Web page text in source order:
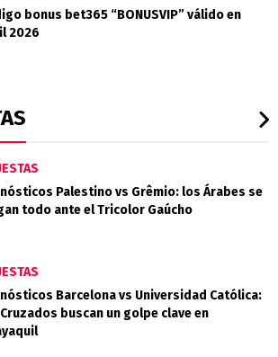
bonus bet365 “BONUSVIP” válido en
2026
Palestino vs Grêmio: los Árabes se
todo ante el Tricolor Gaúcho
Barcelona vs Universidad Católica:
buscan un golpe clave en